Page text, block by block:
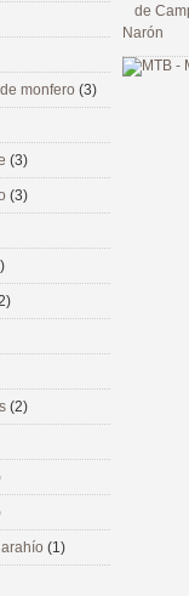
de
Narón
monfero (3)
(3)
(3)
(2)
(1)